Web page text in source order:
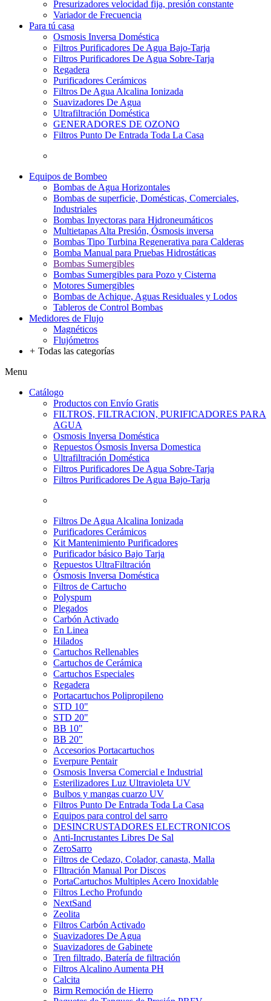
Presurizadores velocidad fija, presión constante
Variador de Frecuencia
Para tú casa
Osmosis Inversa Doméstica
Filtros Purificadores De Agua Bajo-Tarja
Filtros Purificadores De Agua Sobre-Tarja
Regadera
Purificadores Cerámicos
Filtros De Agua Alcalina Ionizada
Suavizadores De Agua
Ultrafiltración Doméstica
GENERADORES DE OZONO
Filtros Punto De Entrada Toda La Casa
Equipos de Bombeo
Bombas de Agua Horizontales
Bombas de superficie, Domésticas, Comerciales,
Industriales
Bombas Inyectoras para Hidroneumáticos
Multietapas Alta Presión, Ósmosis inversa
Bombas Tipo Turbina Regenerativa para Calderas
Bomba Manual para Pruebas Hidrostáticas
Bombas Sumergibles
Bombas Sumergibles para Pozo y Cisterna
Motores Sumergibles
Bombas de Achique, Aguas Residuales y Lodos
Tableros de Control Bombas
Medidores de Flujo
Magnéticos
Flujómetros
+ Todas las categorías
Menu
Catálogo
Productos con Envío Gratis
FILTROS, FILTRACION, PURIFICADORES PARA
AGUA
Osmosis Inversa Doméstica
Repuestos Ósmosis Inversa Domestica
Ultrafiltración Doméstica
Filtros Purificadores De Agua Sobre-Tarja
Filtros Purificadores De Agua Bajo-Tarja
Filtros De Agua Alcalina Ionizada
Purificadores Cerámicos
Kit Mantenimiento Purificadores
Purificador básico Bajo Tarja
Repuestos UltraFiltración
Ósmosis Inversa Doméstica
Filtros de Cartucho
Polyspum
Plegados
Carbón Activado
En Linea
Hilados
Cartuchos Rellenables
Cartuchos de Cerámica
Cartuchos Especiales
Regadera
Portacartuchos Polipropileno
STD 10"
STD 20"
BB 10"
BB 20"
Accesorios Portacartuchos
Everpure Pentair
Osmosis Inversa Comercial e Industrial
Esterilizadores Luz Ultravioleta UV
Bulbos y mangas cuarzo UV
Filtros Punto De Entrada Toda La Casa
Equipos para control del sarro
DESINCRUSTADORES ELECTRONICOS
Anti-Incrustantes Libres De Sal
ZeroSarro
Filtros de Cedazo, Colador, canasta, Malla
FIltración Manual Por Discos
PortaCartuchos Multiples Acero Inoxidable
Filtros Lecho Profundo
NextSand
Zeolita
Filtros Carbón Activado
Suavizadores De Agua
Suavizadores de Gabinete
Tren filtrado, Batería de filtración
Filtros Alcalino Aumenta PH
Calcita
Birm Remoción de Hierro